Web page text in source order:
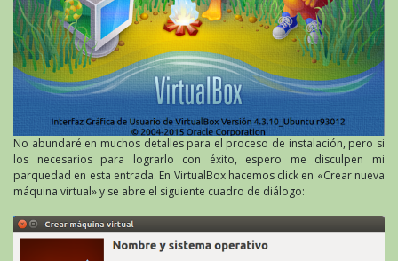
No abundaré en muchos detalles para el proceso de instalación, pero si
los necesarios para lograrlo con éxito, espero me disculpen mi
parquedad en esta entrada. En VirtualBox hacemos click en «Crear nueva
máquina virtual» y se abre el siguiente cuadro de diálogo: